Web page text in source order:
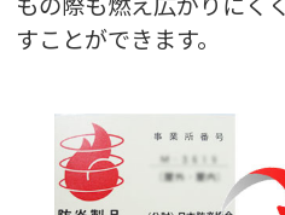
すことができます。